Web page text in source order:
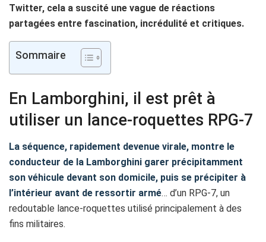
Twitter, cela a suscité une vague de réactions
partagées entre fascination, incrédulité et critiques.
Sommaire
En Lamborghini, il est prêt à
utiliser un lance-roquettes RPG-7
La séquence, rapidement devenue virale, montre le
conducteur de la Lamborghini garer précipitamment
son véhicule devant son domicile, puis se précipiter à
l’intérieur avant de ressortir armé… d’un RPG-7, un
redoutable lance-roquettes utilisé principalement à des
fins militaires.